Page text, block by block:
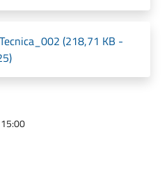
(218,71 KB -